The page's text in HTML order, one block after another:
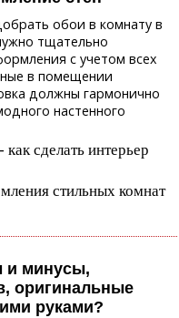
обои в комнату в
тщательно
с учетом всех
в помещении
должны гармонично
настенного
сделать интерьер
стильных комнат
и минусы,
оригинальные
руками?